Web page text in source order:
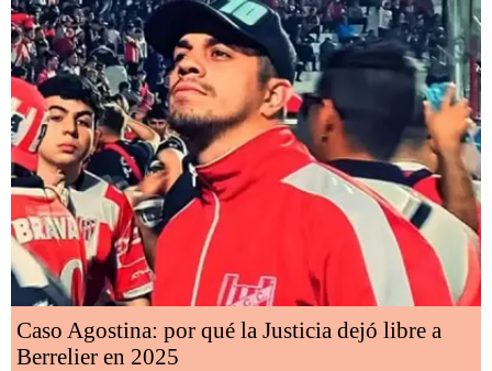
Caso Agostina: por qué la Justicia dejó libre a
Berrelier en 2025